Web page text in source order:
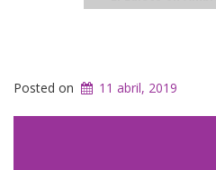
Posted on 11 abril, 2019